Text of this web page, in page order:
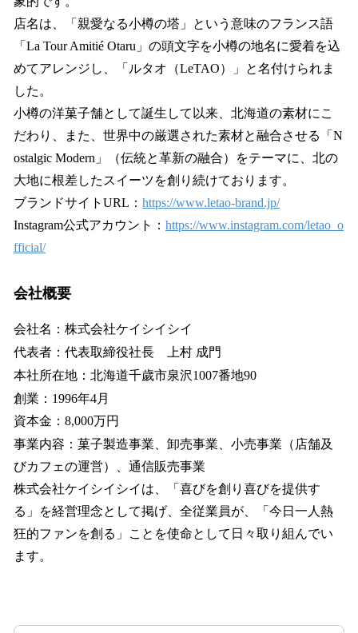
店名は、「親愛なる小樽の塔」という意味のフランス語
「La Tour Amitié Otaru」の頭文字を小樽の地名に愛着を込
めてアレンジし、「ルタオ（LeTAO）」と名付けられま
した。
小樽の洋菓子舗として誕生して以来、北海道の素材にこ
だわり、また、世界中の厳選された素材と融合させる「N
ostalgic Modern」（伝統と革新の融合）をテーマに、北の
大地に根差したスイーツを創り続けております。
ブランドサイトURL： https://www.letao-brand.jp/
Instagram公式アカウント： https://www.instagram.com/letao_o
fficial/
会社概要
会社名：株式会社ケイシイシイ
代表者：代表取締役社長 上村 成門
本社所在地：北海道千歲市泉沢1007番地90
創業：1996年4月
資本金：8,000万円
事業内容：菓子製造事業、卸売事業、小売事業（店舗及
びカフェの運営）、通信販売事業
株式会社ケイシイシイは、「喜びを創り喜びを提供す
る」を経営理念として掲げ、全従業員が、「今日一人熱
狂的ファンを創る」ことを使命として日々取り組んでい
ます。